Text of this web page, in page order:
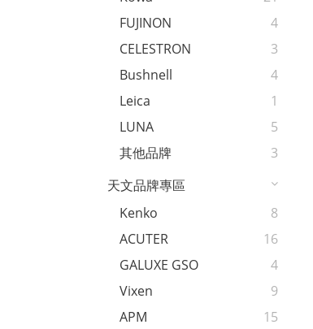
FUJINON
4
CELESTRON
3
Bushnell
4
Leica
1
LUNA
5
其他品牌
3
天文品牌專區
Kenko
8
ACUTER
16
GALUXE GSO
4
Vixen
9
APM
15